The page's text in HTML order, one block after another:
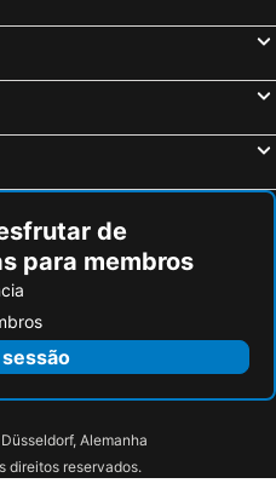
de
para membros
Alemanha
direitos reservados.